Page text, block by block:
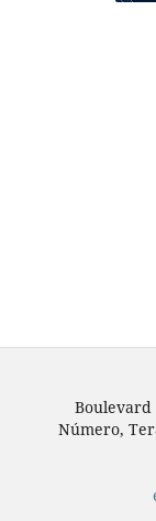
Boulevard
Número,